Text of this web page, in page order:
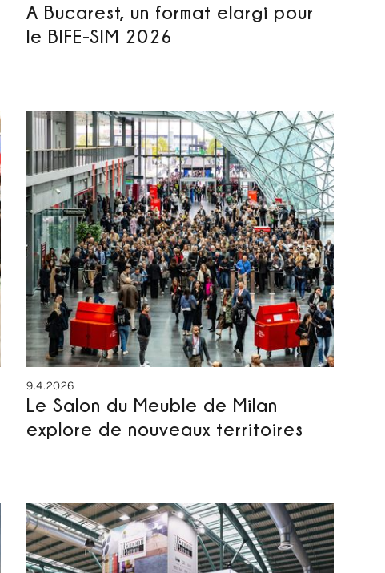
A Bucarest, un format elargi pour
le BIFE-SIM 2026
9.4.2026
Le Salon du Meuble de Milan
explore de nouveaux territoires